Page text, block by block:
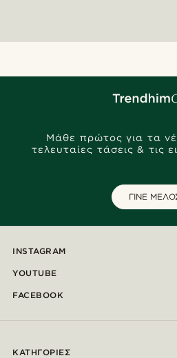
Μάθε πρώτος για τα
τελευταίες τάσεις & τις
ΓΙΝΕ
INSTAGRAM
YOUTUBE
FACEBOOK
ΚΑΤΗΓΟΡΊΕΣ